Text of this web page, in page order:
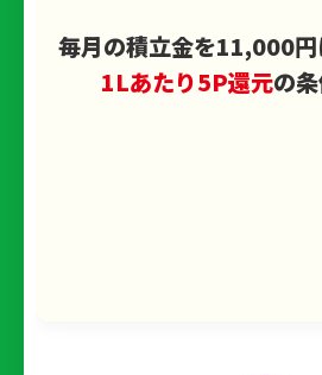
毎月の積立金を11,000円
1Lあたり5P還元の